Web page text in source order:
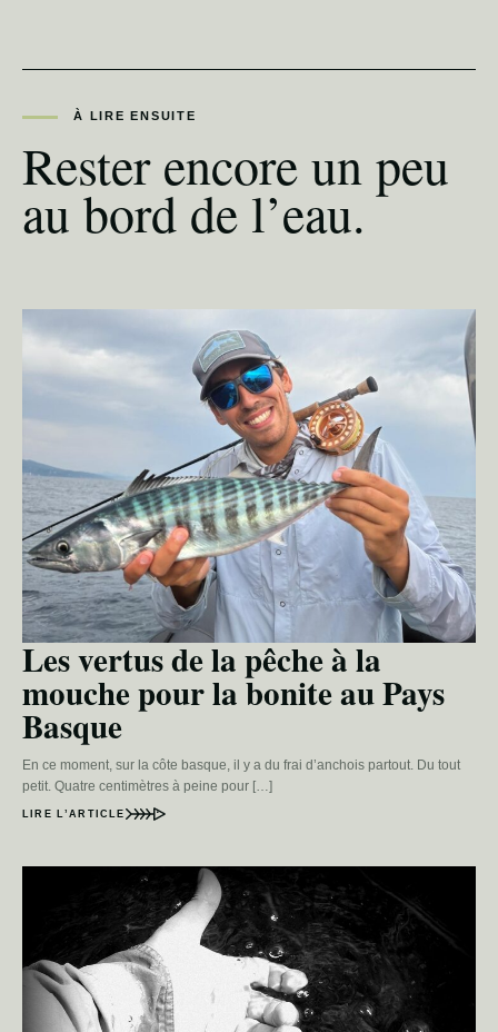
À LIRE ENSUITE
Rester encore un peu
au bord de l’eau.
Les vertus de la pêche à la
mouche pour la bonite au Pays
Basque
En ce moment, sur la côte basque, il y a du frai d’anchois partout. Du tout
petit. Quatre centimètres à peine pour […]
LIRE L’ARTICLE